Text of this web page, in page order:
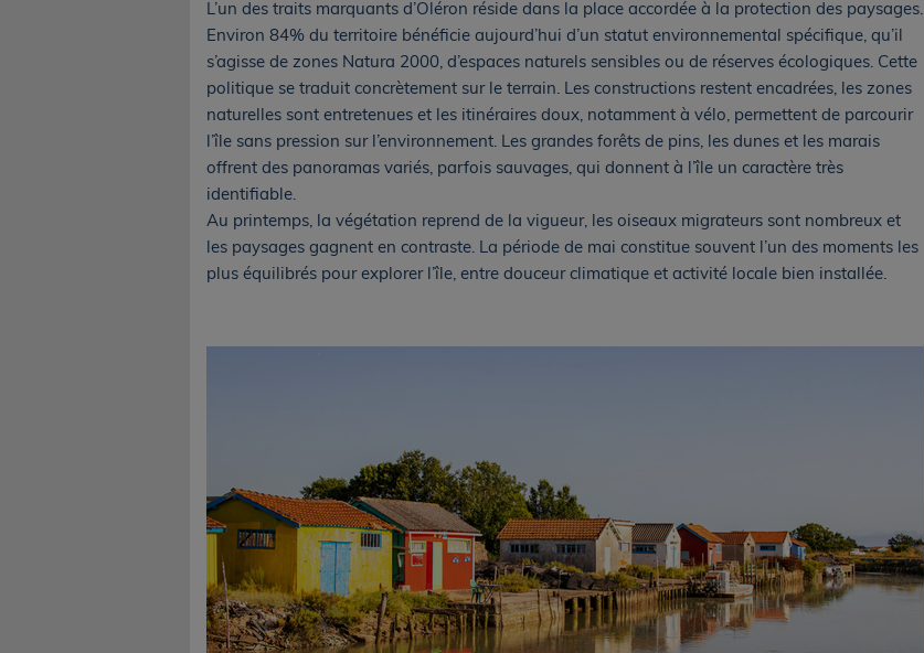
L’un des traits marquants d’Oléron réside dans la place accordée à la protection des paysages.
Environ 84% du territoire bénéficie aujourd’hui d’un statut environnemental spécifique, qu’il
s’agisse de zones Natura 2000, d’espaces naturels sensibles ou de réserves écologiques. Cette
politique se traduit concrètement sur le terrain. Les constructions restent encadrées, les zones
naturelles sont entretenues et les itinéraires doux, notamment à vélo, permettent de parcourir
l’île sans pression sur l’environnement. Les grandes forêts de pins, les dunes et les marais
offrent des panoramas variés, parfois sauvages, qui donnent à l’île un caractère très
identifiable.
Au printemps, la végétation reprend de la vigueur, les oiseaux migrateurs sont nombreux et
les paysages gagnent en contraste. La période de mai constitue souvent l’un des moments les
plus équilibrés pour explorer l’île, entre douceur climatique et activité locale bien installée.